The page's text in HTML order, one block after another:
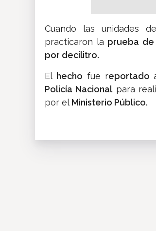
Cuando las unidades
practicaron la prueba de
por decilitro.
El hecho fue reportado
Policía Nacionalpara
por elMinisterio Público.